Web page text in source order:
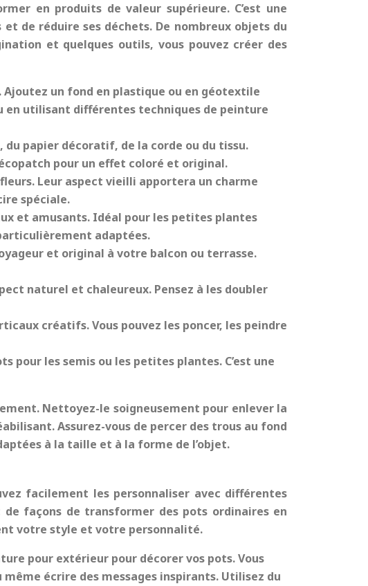
en produits de valeur supérieure. C’est une
de réduire ses déchets. De nombreux objets du
et quelques outils, vous pouvez créer des
Ajoutez un fond en plastique ou en géotextile
en utilisant différentes techniques de peinture
du papier décoratif, de la corde ou du tissu.
pour un effet coloré et original.
Leur aspect vieilli apportera un charme
spéciale.
et amusants. Idéal pour les petites plantes
adaptées.
et original à votre balcon ou terrasse.
naturel et chaleureux. Pensez à les doubler
créatifs. Vous pouvez les poncer, les peindre
pour les semis ou les petites plantes. C’est une
Nettoyez-le soigneusement pour enlever la
Assurez-vous de percer des trous au fond
à la taille et à la forme de l’objet.
facilement les personnaliser avec différentes
façons de transformer des pots ordinaires en
votre style et votre personnalité.
pour extérieur pour décorer vos pots. Vous
écrire des messages inspirants. Utilisez du